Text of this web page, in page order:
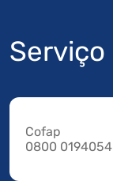
Cofap
0800 0194054